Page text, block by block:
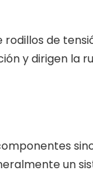
de
y dirigen la
un